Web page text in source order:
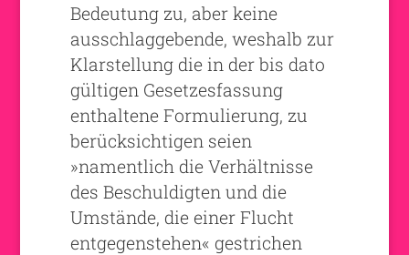
Bedeutung zu, aber keine
ausschlaggebende, weshalb zur
Klarstellung die in der bis dato
gültigen Gesetzesfassung
enthaltene Formulierung, zu
berücksichtigen seien
»namentlich die Verhältnisse
des Beschuldigten und die
Umstände, die einer Flucht
entgegenstehen« gestrichen